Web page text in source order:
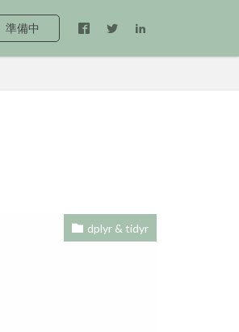
準備中
dplyr & tidyr